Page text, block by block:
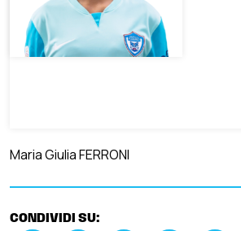
Maria Giulia FERRONI
CONDIVIDI SU: